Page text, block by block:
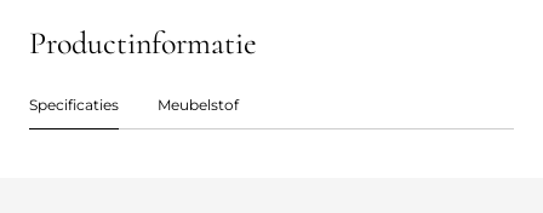
Productinformatie
Specificaties Meubelstof